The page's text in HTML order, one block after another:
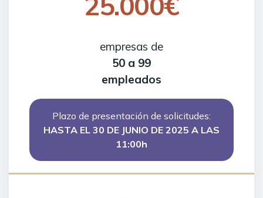
empresas de
50 a 99
empleados
Plazo de presentación de solicitudes:
HASTA EL 30 DE JUNIO DE 2025 A LAS
11:00h